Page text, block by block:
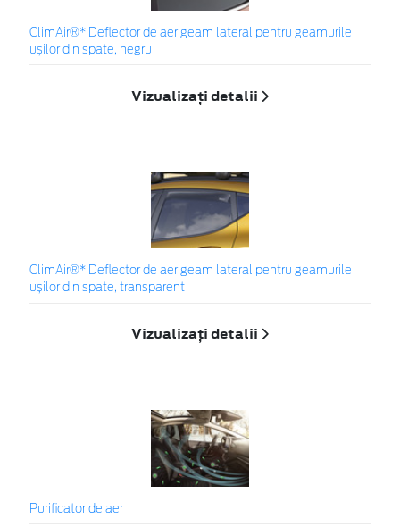
ClimAir®* Deflector de aer geam lateral pentru geamurile
ușilor din spate, negru
Vizualizați detalii
ClimAir®* Deflector de aer geam lateral pentru geamurile
ușilor din spate, transparent
Vizualizați detalii
Purificator de aer